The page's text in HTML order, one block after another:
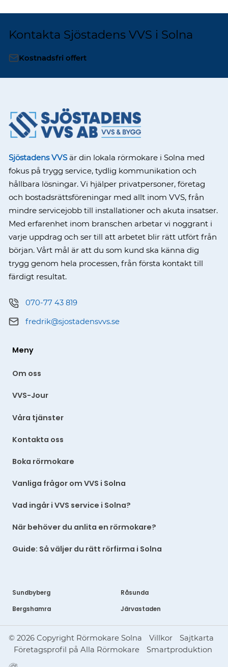
Kontakta Sjöstadens VVS i Solna
Kostnadsfri offert
Sjöstadens VVSär din lokala rörmokare i Solna med
fokus på trygg service, tydlig kommunikation och
hållbara lösningar. Vi hjälper privatpersoner, företag
och bostadsrättsföreningar med allt inom VVS, från
mindre servicejobb till installationer och akuta insatser.
Med erfarenhet inom branschen arbetar vi noggrant i
varje uppdrag och ser till att arbetet blir rätt utfört från
början. Vårt mål är att du som kund ska känna dig
trygg genom hela processen, från första kontakt till
färdigt resultat.
070-77 43 819
fredrik@sjostadensvvs.se
Meny
Om oss
VVS-Jour
Våra tjänster
Kontakta oss
Boka rörmokare
Vanliga frågor om VVS i Solna
Vad ingår i VVS service i Solna?
När behöver du anlita en rörmokare?
Guide: Så väljer du rätt rörfirma i Solna
Sundbyberg Råsunda
Bergshamra Järvastaden
© 2026 Copyright Rörmokare Solna Villkor
Sajtkarta
Företagsprofil på Alla Rörmokare
Smartproduktion